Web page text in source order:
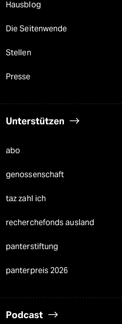
Hausblog
Die Seitenwende
Stellen
Presse
Unterstützen
abo
genossenschaft
taz zahl ich
recherchefonds ausland
panterstiftung
panterpreis 2026
Podcast